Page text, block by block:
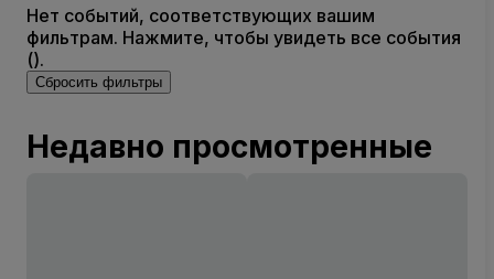
Нет событий, соответствующих вашим
фильтрам. Нажмите, чтобы увидеть все события
().
Сбросить фильтры
Недавно просмотренные